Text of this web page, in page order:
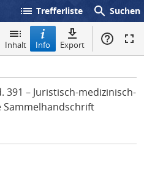
list Trefferliste search Suchen
Inhalt Info Export
391 – Juristisch-medizinisch-